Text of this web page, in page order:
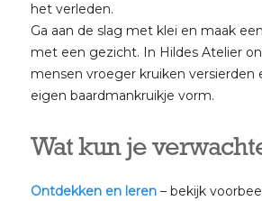
het verleden.
Ga aan de slag met klei en maak
met een gezicht. In Hildes Atelier
mensen vroeger kruiken versierden
eigen baardmankruikje vorm.
Wat kun je
Ontdekken en leren– bekijk